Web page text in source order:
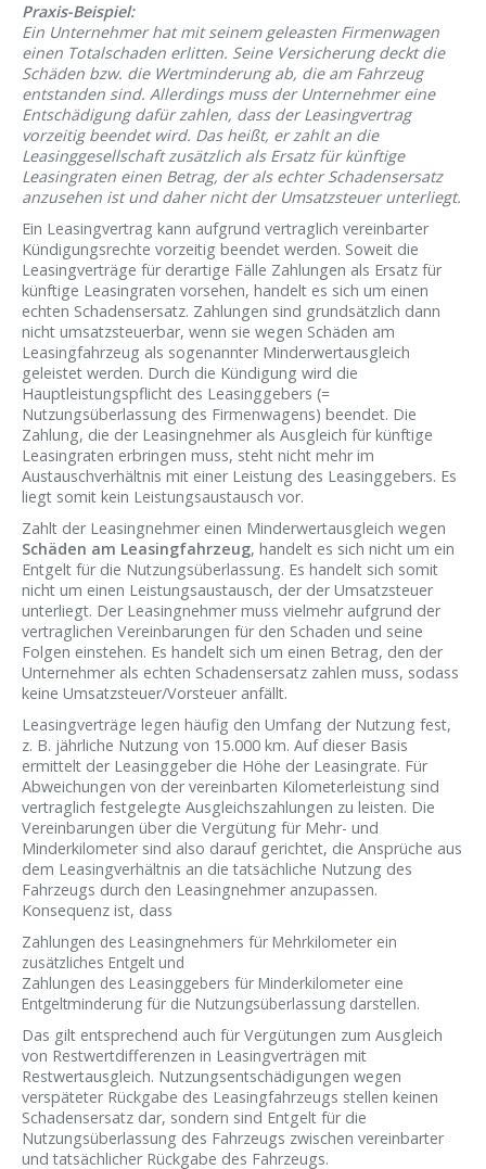
Praxis-Beispiel:
Ein Unternehmer hat mit seinem geleasten Firmenwagen
einen Totalschaden erlitten. Seine Versicherung deckt die
Schäden bzw. die Wertminderung ab, die am Fahrzeug
entstanden sind. Allerdings muss der Unternehmer eine
Entschädigung dafür zahlen, dass der Leasingvertrag
vorzeitig beendet wird. Das heißt, er zahlt an die
Leasinggesellschaft zusätzlich als Ersatz für künftige
Leasingraten einen Betrag, der als echter Schadensersatz
anzusehen ist und daher nicht der Umsatzsteuer unterliegt.
Ein Leasingvertrag kann aufgrund vertraglich vereinbarter
Kündigungsrechte vorzeitig beendet werden. Soweit die
Leasingverträge für derartige Fälle Zahlungen als Ersatz für
künftige Leasingraten vorsehen, handelt es sich um einen
echten Schadensersatz. Zahlungen sind grundsätzlich dann
nicht umsatzsteuerbar, wenn sie wegen Schäden am
Leasingfahrzeug als sogenannter Minderwertausgleich
geleistet werden. Durch die Kündigung wird die
Hauptleistungspflicht des Leasinggebers (=
Nutzungsüberlassung des Firmenwagens) beendet. Die
Zahlung, die der Leasingnehmer als Ausgleich für künftige
Leasingraten erbringen muss, steht nicht mehr im
Austauschverhältnis mit einer Leistung des Leasinggebers. Es
liegt somit kein Leistungsaustausch vor.
Zahlt der Leasingnehmer einen Minderwertausgleich wegen
Schäden am Leasingfahrzeug, handelt es sich nicht um ein
Entgelt für die Nutzungsüberlassung. Es handelt sich somit
nicht um einen Leistungsaustausch, der der Umsatzsteuer
unterliegt. Der Leasingnehmer muss vielmehr aufgrund der
vertraglichen Vereinbarungen für den Schaden und seine
Folgen einstehen. Es handelt sich um einen Betrag, den der
Unternehmer als echten Schadensersatz zahlen muss, sodass
keine Umsatzsteuer/Vorsteuer anfällt.
Leasingverträge legen häufig den Umfang der Nutzung fest,
z. B. jährliche Nutzung von 15.000 km. Auf dieser Basis
ermittelt der Leasinggeber die Höhe der Leasingrate. Für
Abweichungen von der vereinbarten Kilometerleistung sind
vertraglich festgelegte Ausgleichszahlungen zu leisten. Die
Vereinbarungen über die Vergütung für Mehr- und
Minderkilometer sind also darauf gerichtet, die Ansprüche aus
dem Leasingverhältnis an die tatsächliche Nutzung des
Fahrzeugs durch den Leasingnehmer anzupassen.
Konsequenz ist, dass
Zahlungen des Leasingnehmers für Mehrkilometer ein
zusätzliches Entgelt und
Zahlungen des Leasinggebers für Minderkilometer eine
Entgeltminderung für die Nutzungsüberlassung darstellen.
Das gilt entsprechend auch für Vergütungen zum Ausgleich
von Restwertdifferenzen in Leasingverträgen mit
Restwertausgleich. Nutzungsentschädigungen wegen
verspäteter Rückgabe des Leasingfahrzeugs stellen keinen
Schadensersatz dar, sondern sind Entgelt für die
Nutzungsüberlassung des Fahrzeugs zwischen vereinbarter
und tatsächlicher Rückgabe des Fahrzeugs.